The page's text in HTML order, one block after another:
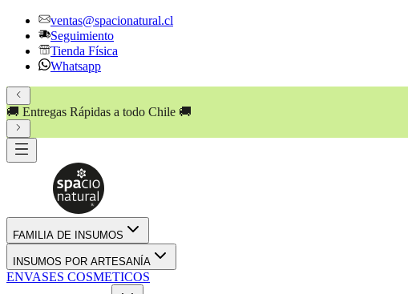
ventas@spacionatural.cl
Seguimiento
Tienda Física
Whatsapp
🚚 Entregas Rápidas a todo Chile 🚚
FAMILIA DE INSUMOS
INSUMOS POR ARTESANÍA
ENVASES COSMETICOS